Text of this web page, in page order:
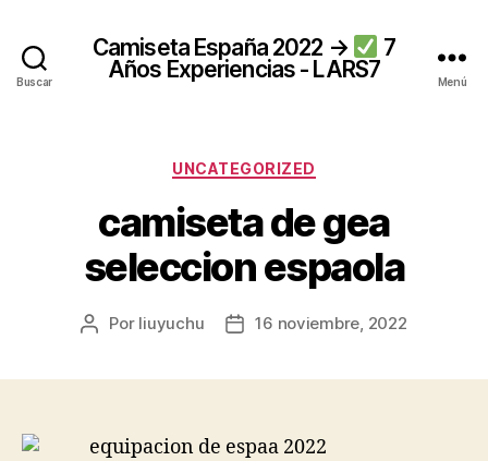
Buscar
Camiseta España 2022 →
7
Años Experiencias - LARS7
Menú
Categorías
UNCATEGORIZED
camiseta de gea
seleccion espaola
Autor
Por liuyuchu
Fecha16 noviembre, 2022